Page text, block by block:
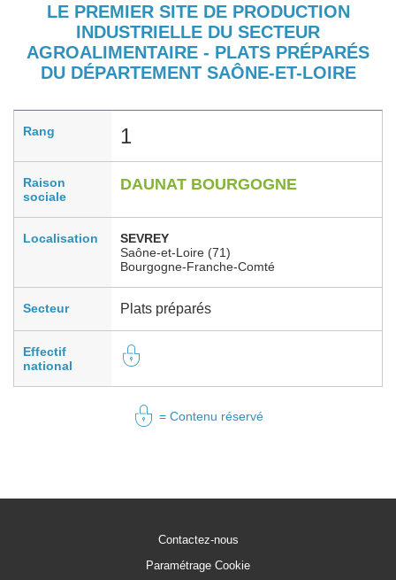
LE PREMIER SITE DE PRODUCTION
INDUSTRIELLE DU SECTEUR
AGROALIMENTAIRE - PLATS PRÉPARÉS
DU DÉPARTEMENT SAÔNE-ET-LOIRE
Rang 1
Raison
sociale
DAUNAT BOURGOGNE
Localisation
SEVREY
Saône-et-Loire (71)
Bourgogne-Franche-Comté
Secteur Plats préparés
Effectif
national
= Contenu réservé
Contactez-nous
Paramétrage Cookie